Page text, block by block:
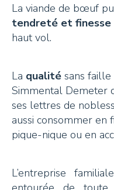
La viande de bœuf
tendreté et finesse
haut vol.
La qualité sans
Simmental Demeter
ses lettres de
aussi consommer en
pique-nique ou en
L’entreprise